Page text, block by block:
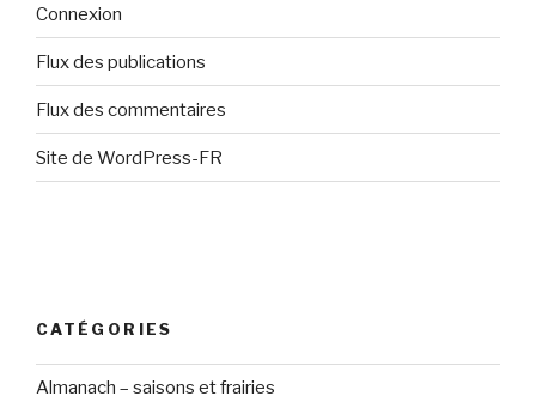
Connexion
Flux des publications
Flux des commentaires
Site de WordPress-FR
CATÉGORIES
Almanach – saisons et frairies